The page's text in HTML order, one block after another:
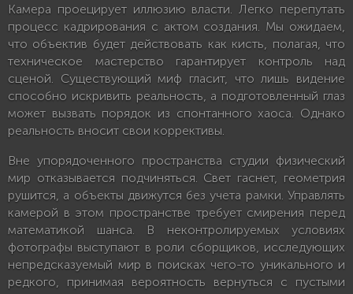
Камера проецирует иллюзию власти. Легко перепутать
процесс кадрирования с актом создания. Мы ожидаем,
что объектив будет действовать как кисть, полагая, что
техническое мастерство гарантирует контроль над
сценой. Существующий миф гласит, что лишь видение
способно искривить реальность, а подготовленный глаз
может вызвать порядок из спонтанного хаоса. Однако
реальность вносит свои коррективы.
Вне упорядоченного пространства студии физический
мир отказывается подчиняться. Свет гаснет, геометрия
рушится, а объекты движутся без учета рамки. Управлять
камерой в этом пространстве требует смирения перед
математикой шанса. В неконтролируемых условиях
фотографы выступают в роли сборщиков, исследующих
непредсказуемый мир в поисках чего-то уникального и
редкого, принимая вероятность вернуться с пустыми